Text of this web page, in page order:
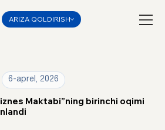
ARIZA QOLDIRISH
6-aprel, 2026
Maktabi”ning birinchi oqimi